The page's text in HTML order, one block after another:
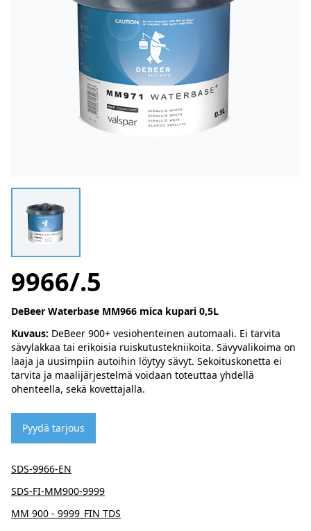
9966/.5
DeBeer Waterbase MM966 mica kupari 0,5L
Kuvaus: DeBeer 900+ vesiohenteinen automaali. Ei tarvita
sävylakkaa tai erikoisia ruiskutustekniikoita. Sävyvalikoima on
laaja ja uusimpiin autoihin löytyy sävyt. Sekoituskonetta ei
tarvita ja maalijärjestelmä voidaan toteuttaa yhdellä
ohenteella, sekä kovettajalla.
Pyydä tarjous
SDS-9966-EN
SDS-FI-MM900-9999
MM 900 - 9999_FIN TDS